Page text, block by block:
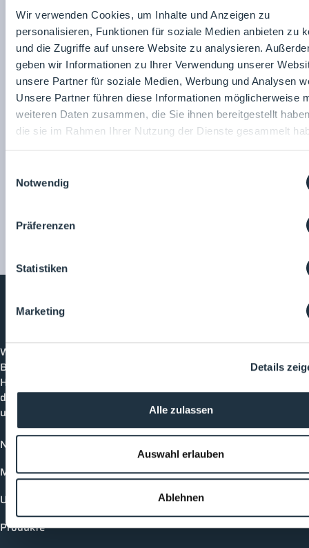
Wir verwenden Cookies, um Inhalte und Anzeigen zu
personalisieren, Funktionen für soziale Medien anbieten zu
und die Zugriffe auf unsere Website zu analysieren.
geben wir Informationen zu Ihrer Verwendung unserer
unsere Partner für soziale Medien, Werbung und Analysen
Unsere Partner führen diese Informationen möglicherweise
weiteren Daten zusammen, die Sie ihnen bereitgestellt
die sie im Rahmen Ihrer Nutzung der Dienste gesammelt
Notwendig
Präferenzen
Statistiken
Marketing
Details
Alle zulassen
Auswahl erlauben
Ablehnen
25.03.2026Raum: 7 15:30- 16:00
Fungizide Wirksamkeit von alkoholischen Desinfektionsmitteln
Schülke & Mayr GmbH
CleanroomProcesses
Willkommen bei CleanroomProcesses, der
Branchenplattform für Reinraum und Prozesstechnik.
Hier bleibst du immer auf dem neuesten Stand, kannst
dich mit anderen verknüpfen und alle relevanten Themen
und Events der Branche entdecken.
News
Mediathek
Unternehmen
Produkte